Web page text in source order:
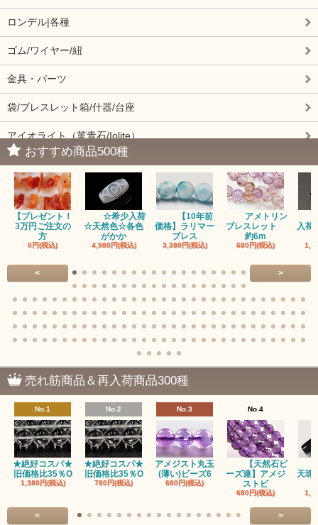
ロンデル|各種
ゴム/ワイヤー/紐
金具・パーツ
袋/ブレスレット箱/什器/台座
アイオライト（菫青石/Iolite）
アイドクレーズ（Idocrase）（別名ベスビアナイト）
アクアマリン（藍玉/藍柱石/Aquamarine）
アクチノライトインクォーツ（Actinolite/緑閃石）
赤瑪瑙（レッドアゲート/カーネリアン）
アゲート（瑪瑙/Agate）各種
アズロマラカイト（Azuromalachite）
アパタイト
アベンチュリン(クォーツァイト/Aventurine)
おすすめ商品500種
【プレゼント！
3万円ご注文の
方
0円(税込)
☆希少入荷
☆天然色☆各色
がかか
4,980円(税込)
【10年前
価格】ラリマー
ブレス
3,380円(税込)
アメトリン
ブレスレット
約6m
680円(税込)
入荷
< >
売れ筋商品＆再入荷商品300種
No.1
★絶好コスパ★
旧価格比35％O
1,380円(税込)
No.2
★絶好コスパ★
旧価格比35％O
780円(税込)
No.3
アメジスト丸玉
(薄い)ビーズ6
680円(税込)
No.4
【天然石ビ
ーズ連】アメジ
ストビ
680円(税込)
天珠
< >